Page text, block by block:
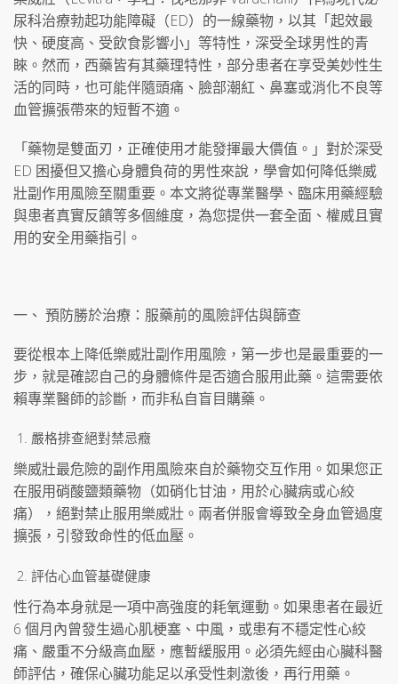
尿科治療勃起功能障礙（ED）的一線藥物，以其「起效最
快、硬度高、受飲食影響小」等特性，深受全球男性的青
睞。然而，西藥皆有其藥理特性，部分患者在享受美妙性生
活的同時，也可能伴隨頭痛、臉部潮紅、鼻塞或消化不良等
血管擴張帶來的短暫不適。
「藥物是雙面刃，正確使用才能發揮最大價值。」對於深受
ED 困擾但又擔心身體負荷的男性來說，學會如何降低樂威
壯副作用風險至關重要。本文將從專業醫學、臨床用藥經驗
與患者真實反饋等多個維度，為您提供一套全面、權威且實
用的安全用藥指引。
一、 預防勝於治療：服藥前的風險評估與篩查
要從根本上降低樂威壯副作用風險，第一步也是最重要的一
步，就是確認自己的身體條件是否適合服用此藥。這需要依
賴專業醫師的診斷，而非私自盲目購藥。
嚴格排查絕對禁忌癥
樂威壯最危險的副作用風險來自於藥物交互作用。如果您正
在服用硝酸鹽類藥物（如硝化甘油，用於心臟病或心絞
痛），絕對禁止服用樂威壯。兩者併服會導致全身血管過度
擴張，引發致命性的低血壓。
評估心血管基礎健康
性行為本身就是一項中高強度的耗氧運動。如果患者在最近
6 個月內曾發生過心肌梗塞、中風，或患有不穩定性心絞
痛、嚴重不分級高血壓，應暫緩服用。必須先經由心臟科醫
師評估，確保心臟功能足以承受性刺激後，再行用藥。